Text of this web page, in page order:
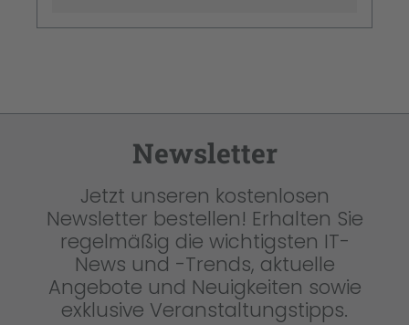
Newsletter
Jetzt unseren kostenlosen
Newsletter bestellen! Erhalten Sie
regelmäßig die wichtigsten IT-
News und -Trends, aktuelle
Angebote und Neuigkeiten sowie
exklusive Veranstaltungstipps.